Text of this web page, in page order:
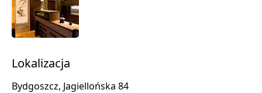
Lokalizacja
Bydgoszcz, Jagiellońska 84